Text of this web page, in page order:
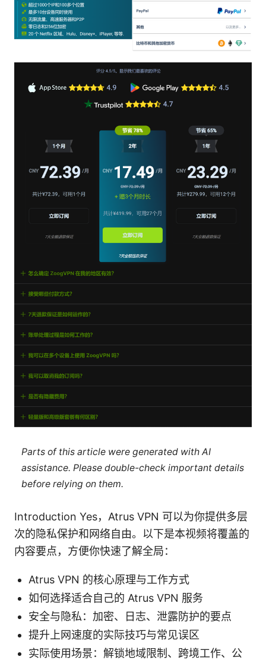
Parts of this article were generated with AI
assistance. Please double-check important details
before relying on them.
Introduction Yes，Atrus VPN 可以为你提供多层
次的隐私保护和网络自由。以下是本视频将覆盖的
内容要点，方便你快速了解全局：
Atrus VPN 的核心原理与工作方式
如何选择适合自己的 Atrus VPN 服务
安全与隐私：加密、日志、泄露防护的要点
提升上网速度的实际技巧与常见误区
实际使用场景：解锁地域限制、跨境工作、公